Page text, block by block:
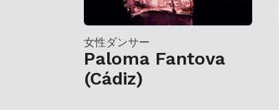
女性ダンサー
Paloma Fantova
(Cádiz)